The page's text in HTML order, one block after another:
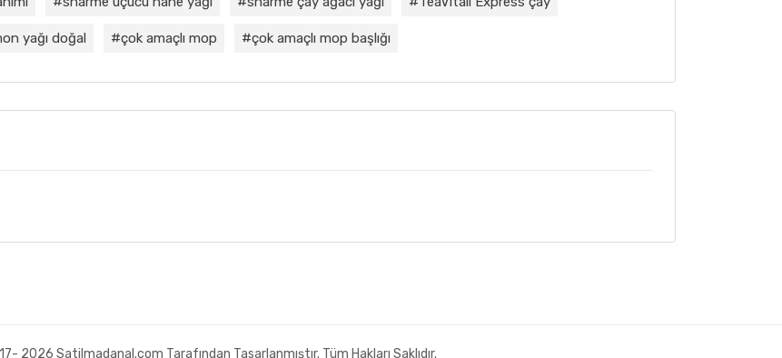
yağı doğal çok amaçlı mop çok amaçlı mop başlığı
2026 Satilmadanal.com Tarafından Tasarlanmıştır. Tüm Hakları Saklıdır.